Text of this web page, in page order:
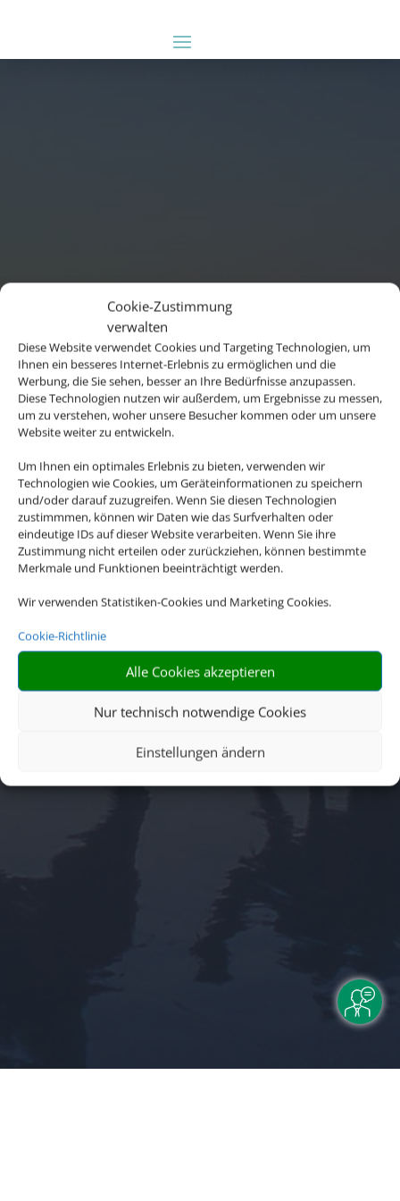
Cookie-Zustimmung
verwalten
Diese Website verwendet Cookies und Targeting Technologien, um
Ihnen ein besseres Internet-Erlebnis zu ermöglichen und die
Werbung, die Sie sehen, besser an Ihre Bedürfnisse anzupassen.
Diese Technologien nutzen wir außerdem, um Ergebnisse zu messen,
um zu verstehen, woher unsere Besucher kommen oder um unsere
Website weiter zu entwickeln.
Um Ihnen ein optimales Erlebnis zu bieten, verwenden wir
Technologien wie Cookies, um Geräteinformationen zu speichern
und/oder darauf zuzugreifen. Wenn Sie diesen Technologien
zustimmmen, können wir Daten wie das Surfverhalten oder
eindeutige IDs auf dieser Website verarbeiten. Wenn Sie ihre
Zustimmung nicht erteilen oder zurückziehen, können bestimmte
Merkmale und Funktionen beeinträchtigt werden.
Wir verwenden Statistiken-Cookies und Marketing Cookies.
Cookie-Richtlinie
Alle Cookies akzeptieren
Nur technisch notwendige Cookies
Einstellungen ändern